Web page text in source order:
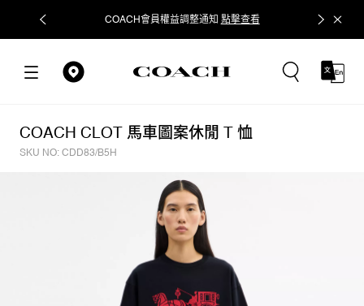
COACH會員權益調整通知 點擊查看 立即追蹤
COACH CLOT 馬車圖案休閒 T 恤
SKU NO: CDD83/B5H